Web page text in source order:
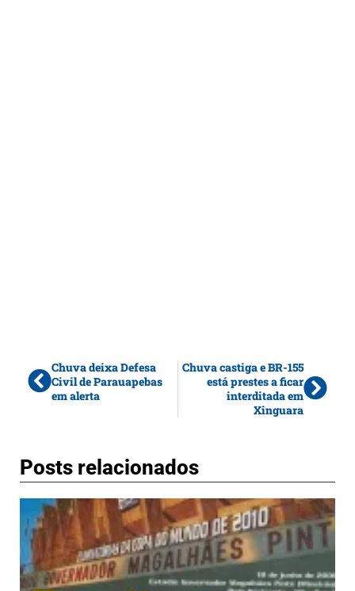
Chuva deixa Defesa
Civil de Parauapebas
em alerta
Chuva castiga e BR-155
está prestes a ficar
interditada em
Xinguara
Posts relacionados